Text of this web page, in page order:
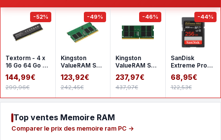
-52%
Textorm - 4 x
16 Go 64 Go -
DDR4 2666
MHz - CL19
144,99€
299,96€
-49%
Kingston
ValueRAM SO-
DIMM 16 Go
DDR4 3200
MHz CL22
123,92€
242,45€
-46%
Kingston
ValueRAM SO-
DIMM 32 Go
DDR4 3200
MHz CL22
237,97€
437,97€
-44%
SanDisk
Extreme Pro
SDHC UHS-I
256 Go
SDSDXXD-
68,95€
122,53€
Top ventes Memoire RAM
Comparer le prix des memoire ram PC →